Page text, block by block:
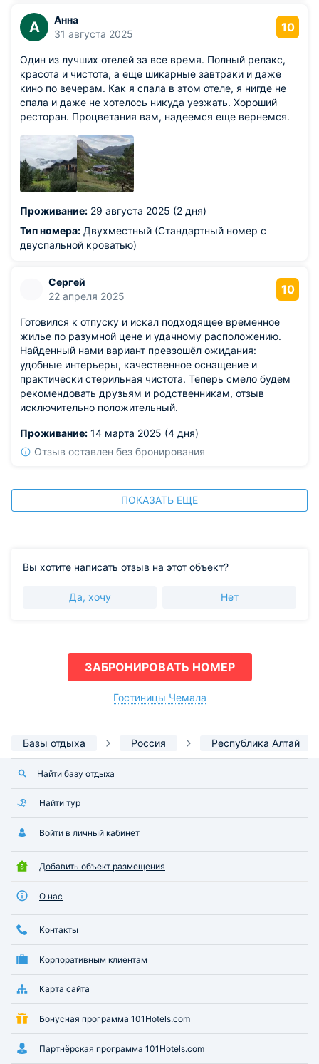
А
Анна
31 августа 2025
10
Один из лучших отелей за все время. Полный релакс,
красота и чистота, а еще шикарные завтраки и даже
кино по вечерам. Как я спала в этом отеле, я нигде не
спала и даже не хотелось никуда уезжать. Хороший
ресторан. Процветания вам, надеемся еще вернемся.
Проживание: 29 августа 2025 (2 дня)
Тип номера: Двухместный (Стандартный номер с
двуспальной кроватью)
Сергей
22 апреля 2025
10
Готовился к отпуску и искал подходящее временное
жилье по разумной цене и удачному расположению.
Найденный нами вариант превзошёл ожидания:
удобные интерьеры, качественное оснащение и
практически стерильная чистота. Теперь смело будем
рекомендовать друзьям и родственникам, отзыв
исключительно положительный.
Проживание: 14 марта 2025 (4 дня)
Отзыв оставлен без бронирования
ПОКАЗАТЬ ЕЩЕ
Вы хотите написать отзыв на этот объект?
Да, хочу Нет
ЗАБРОНИРОВАТЬ НОМЕР
Гостиницы Чемала
Базы отдыха Россия Республика Алтай
Найти базу отдыха
Найти тур
Войти в личный кабинет
Добавить объект размещения
О нас
Контакты
Корпоративным клиентам
Карта сайта
Бонусная программа 101Hotels.com
Партнёрская программа 101Hotels.com